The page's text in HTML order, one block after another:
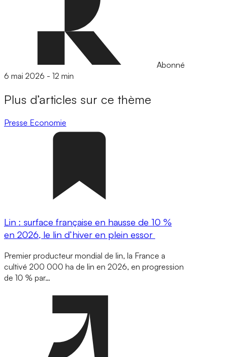
Abonné
6 mai 2026 - 12 min
Plus d’articles sur ce thème
Presse Economie
Lin : surface française en hausse de 10 %
en 2026, le lin d’hiver en plein essor
Premier producteur mondial de lin, la France a
cultivé 200 000 ha de lin en 2026, en progression
de 10 % par…